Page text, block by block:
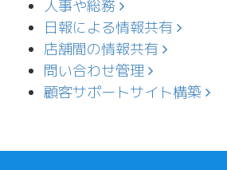
人事や総務
日報による情報共有
店舗間の情報共有
問い合わせ管理
顧客サポートサイト構築